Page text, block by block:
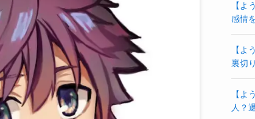
【よ
感情
【よ
裏切
【よ
人？